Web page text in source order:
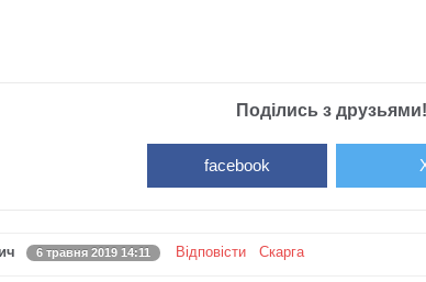
Поділись з друзьями!
facebook
6 травня 2019 14:11 Відповісти Скарга